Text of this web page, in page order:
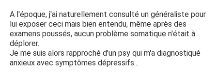
A l'époque, j'ai naturellement consulté un généraliste pour
lui exposer ceci mais bien entendu, même après des
examens poussés, aucun problème somatique n'était à
déplorer.
Je me suis alors rapproché d'un psy qui m'a diagnostiqué
anxieux avec symptômes dépressifs...